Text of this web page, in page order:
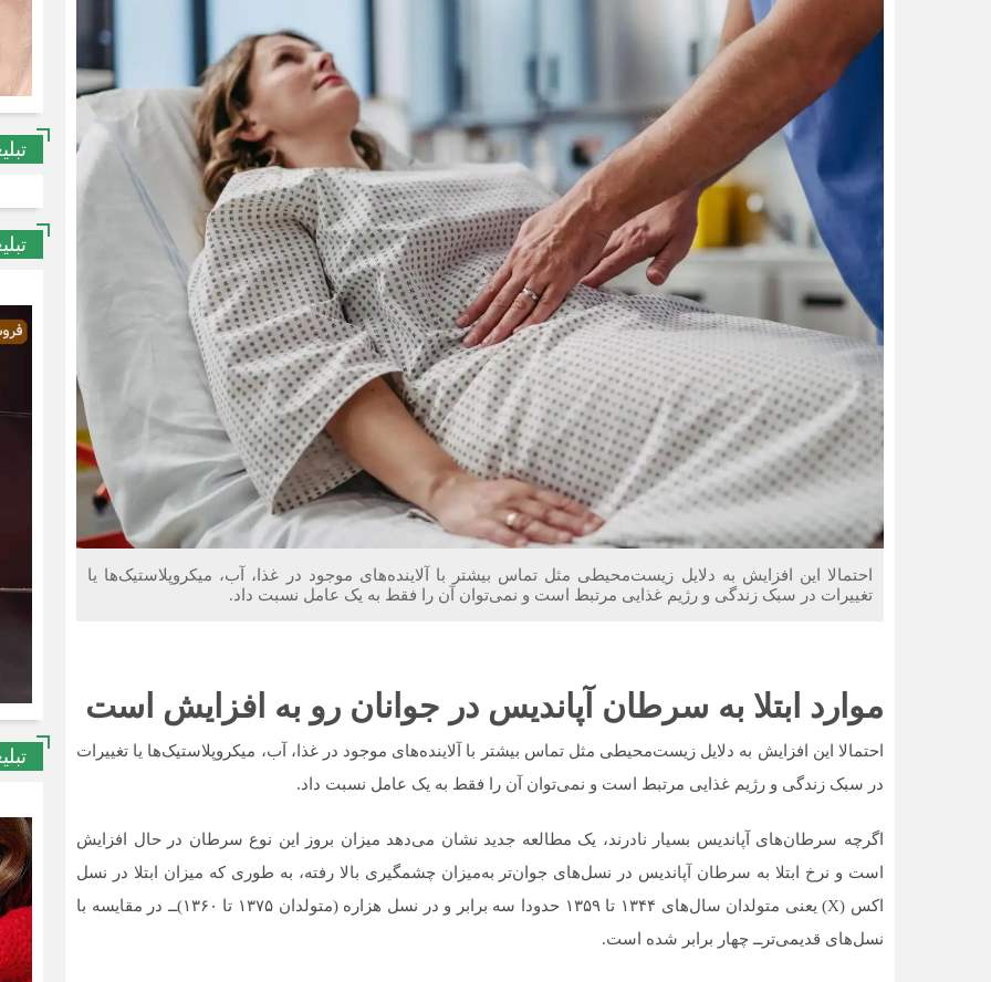
احتمالا این افزایش به دلایل زیست‌محیطی مثل تماس بیشتر با آلاینده‌های موجود در غذا، آب، میکروپلاستیک‌ها یا
تغییرات در سبک زندگی و رژیم غذایی مرتبط است و نمی‌توان آن را فقط به یک عامل نسبت داد.
موارد ابتلا به سرطان آپاندیس در جوانان رو به افزایش است
احتمالا این افزایش به دلایل زیست‌محیطی مثل تماس بیشتر با آلاینده‌های موجود در غذا، آب، میکروپلاستیک‌ها یا تغییرات
در سبک زندگی و رژیم غذایی مرتبط است و نمی‌توان آن را فقط به یک عامل نسبت داد.
اگرچه سرطان‌های آپاندیس بسیار نادرند، یک مطالعه جدید نشان می‌دهد میزان بروز این نوع سرطان در حال افزایش
است و نرخ ابتلا به سرطان آپاندیس در نسل‌های جوان‌تر به‌میزان چشمگیری بالا رفته، به طوری که میزان ابتلا در نسل
اکس (X) یعنی متولدان سال‌های ۱۳۴۴ تا ۱۳۵۹ حدودا سه برابر و در نسل هزاره‌ (متولدان ۱۳۷۵ تا ۱۳۶۰)ــ در مقایسه با
نسل‌های قدیمی‌تر‌ــ چهار برابر شده است.